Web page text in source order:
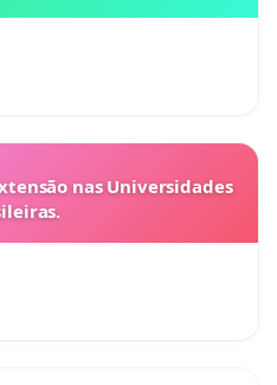
lhe forem conferidas, desde
sendo-lhe vedada a
jurídica de entidades
fundada na valorização do
tem por fim
os seguintes
nas Universidades